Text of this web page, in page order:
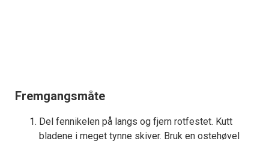
Fremgangsmåte
Del fennikelen på langs og fjern rotfestet. Kutt
bladene i meget tynne skiver. Bruk en ostehøvel